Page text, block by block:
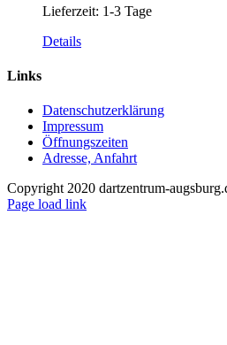
Lieferzeit: 1-3 Tage
Dieses
Varianten
auf.
Die
Optionen
können
auf
der
Produktseite
Details
Links
Datenschutzerklärung
Impressum
Öffnungszeiten
Adresse, Anfahrt
Copyright 2020 dartzentrum-
Facebook
Instagram
YouTube
Page load link